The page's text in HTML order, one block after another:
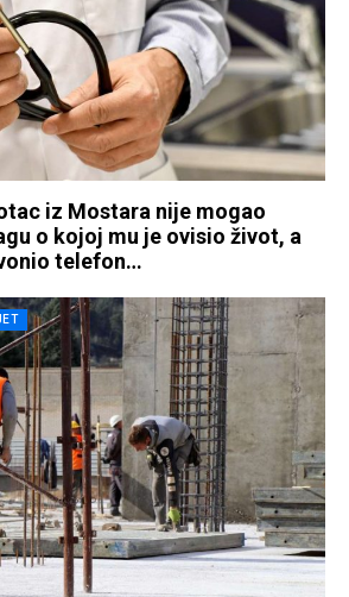
iz Mostara nije mogao
o kojoj mu je ovisio život, a
telefon…